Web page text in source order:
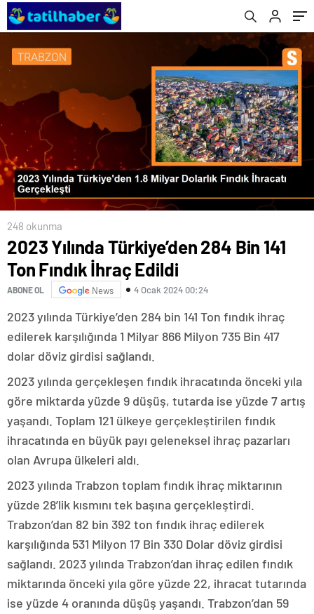
248 okunma
2023 Yılında Türkiye’den 284 Bin 141
Ton Fındık İhraç Edildi
ABONE OL News 4 Ocak 2024 00:24
2023 yılında Türkiye’den 284 bin 141 Ton fındık ihraç
edilerek karşılığında 1 Milyar 866 Milyon 735 Bin 417
dolar döviz girdisi sağlandı.
2023 yılında gerçekleşen fındık ihracatında önceki yıla
göre miktarda yüzde 9 düşüş, tutarda ise yüzde 7 artış
yaşandı. Toplam 121 ülkeye gerçekleştirilen fındık
ihracatında en büyük payı geleneksel ihraç pazarları
olan Avrupa ülkeleri aldı.
2023 yılında Trabzon toplam fındık ihraç miktarının
yüzde 28’lik kısmını tek başına gerçekleştirdi.
Trabzon’dan 82 bin 392 ton fındık ihraç edilerek
karşılığında 531 Milyon 17 Bin 330 Dolar döviz girdisi
sağlandı. 2023 yılında Trabzon’dan ihraç edilen fındık
miktarında önceki yıla göre yüzde 22, ihracat tutarında
ise yüzde 4 oranında düşüş yaşandı. Trabzon’dan 59